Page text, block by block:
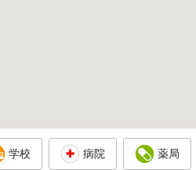
学校 病院 薬局